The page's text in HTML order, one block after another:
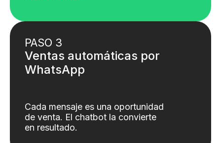
PASO 3
Ventas automáticas por
WhatsApp
Cada mensaje es una oportunidad
de venta. El chatbot la convierte
en resultado.